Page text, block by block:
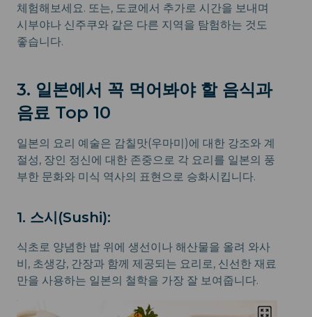
체험해보세요. 또는, 도쿄에서 추가로 시간을 보내며
시부야나 신주쿠와 같은 다른 지역을 탐험하는 것도
좋습니다.
3. 일본에서 꼭 먹어봐야 할 음식과
음료 Top 10
일본의 요리 예술은 감칠맛(우마미)에 대한 강조와 계
절성, 장인 정신에 대한 존중으로 각 요리를 일본의 풍
부한 문화와 미식 역사의 표현으로 승화시킵니다.
1. 스시(Sushi):
식초로 양념한 밥 위에 생선이나 해산물을 올려 와사
비, 초생강, 간장과 함께 제공되는 요리로, 신선한 재료
만을 사용하는 일본의 철학을 가장 잘 보여줍니다.